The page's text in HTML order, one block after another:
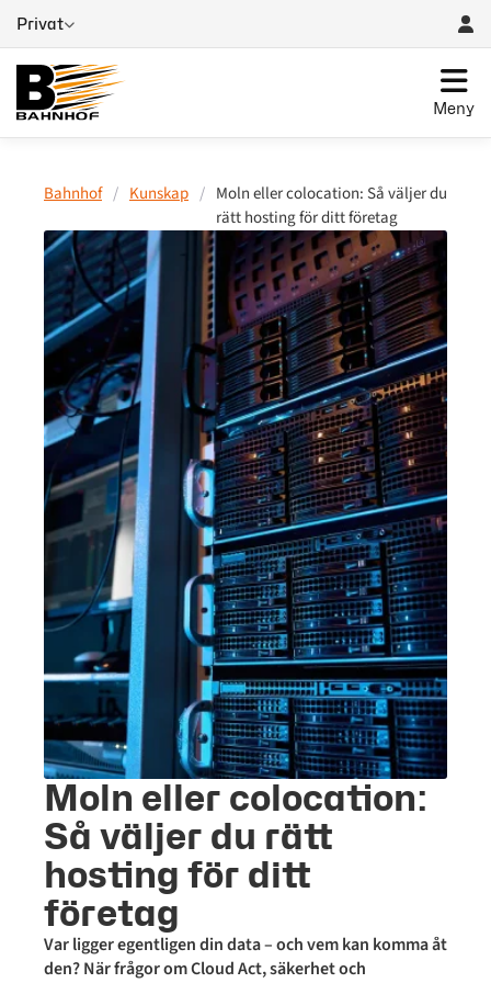
Privat
Meny
Bahnhof / Kunskap / Moln eller colocation: Så väljer du
rätt hosting för ditt företag
Moln eller colocation:
Så väljer du rätt
hosting för ditt
företag
Var ligger egentligen din data – och vem kan komma åt
den? När frågor om Cloud Act, säkerhet och